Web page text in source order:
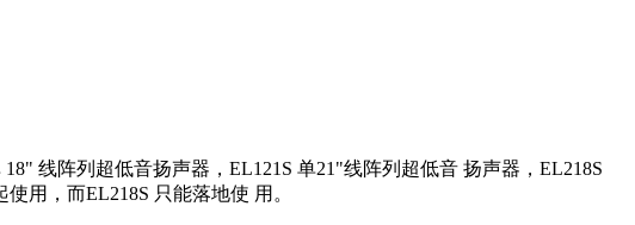
线阵列超低音扬声器，EL121S 单21"线阵列超低音 扬声器，EL218S
用，而EL218S 只能落地使 用。